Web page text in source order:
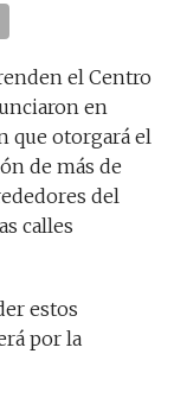
el Centro
en
que otorgará el
de más de
del
calles
estos
por la